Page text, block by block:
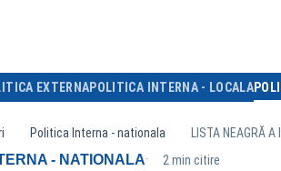
EXTERNAPOLITICA INTERNA - LOCALA
Politica Interna - nationala LISTA NEAGRĂ
- NATIONALA· 2 min citire